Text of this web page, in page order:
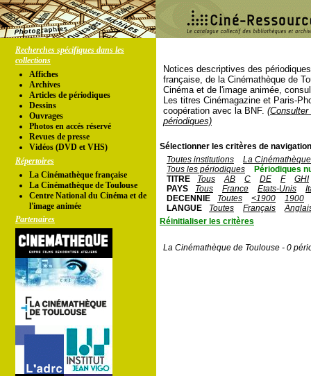
Recherches spécifiques dans les
collections
Affiches
Archives
Articles de périodiques
Dessins
Ouvrages
Photos en accés réservé
Revues de presse
Vidéos (DVD et VHS)
Répertoires
La Cinémathèque française
La Cinémathèque de Toulouse
Centre National du Cinéma et de
l'image animée
Partenaires
Notices descriptives des
française, de la Cinémathèque de
Cinéma et de l'image animée,
Les titres Cinémagazine et Paris-
coopération avec la BNF.
périodiques)
Sélectionner les critères de
Toutes institutions
La
Tous les périodiques
Périodiques
TITRE
Tous AB C DE F
GHI
PAYS
Tous France Etats-Unis
DECENNIE
Toutes <1900
1900
LANGUE
Toutes Français
Réinitialiser les critères
La Cinémathèque de Toulouse - 0